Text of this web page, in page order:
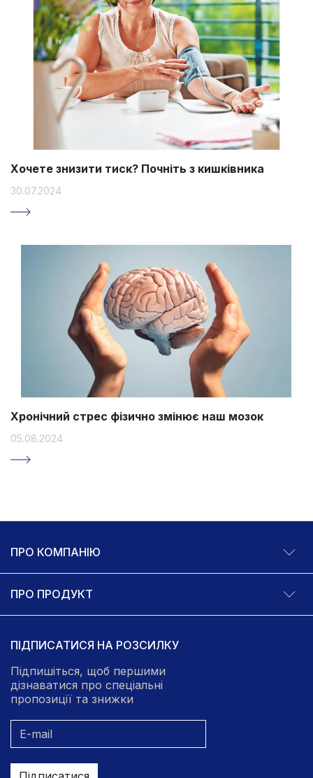
Хочете знизити тиск? Почніть з кишківника
30.07.2024
Хронічний стрес фізично змінює наш мозок
05.08.2024
ПРО КОМПАНІЮ
ПРО ПРОДУКТ
ПІДПИСАТИСЯ НА РОЗСИЛКУ
Підпишіться, щоб першими
дізнаватися про спеціальні
пропозиції та знижки